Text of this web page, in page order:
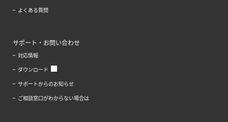
よくある質問
サポート・お問い合わせ
対応情報
ダウンロード
サポートからのお知らせ
ご相談窓口がわからない場合は